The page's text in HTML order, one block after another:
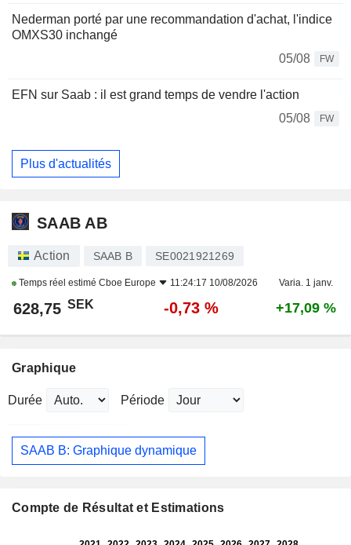
Nederman porté par une recommandation d'achat, l'indice
OMXS30 inchangé
05/08
FW
EFN sur Saab : il est grand temps de vendre l'action
05/08
FW
Plus d'actualités
SAAB AB
Action SAAB B SE0021921269
Temps réel estimé Cboe Europe 11:24:17 10/08/2026 Varia. 1 janv.
628,75 SEK -0,73 % +17,09 %
Graphique
Durée Période
SAAB B: Graphique dynamique
Compte de Résultat et Estimations